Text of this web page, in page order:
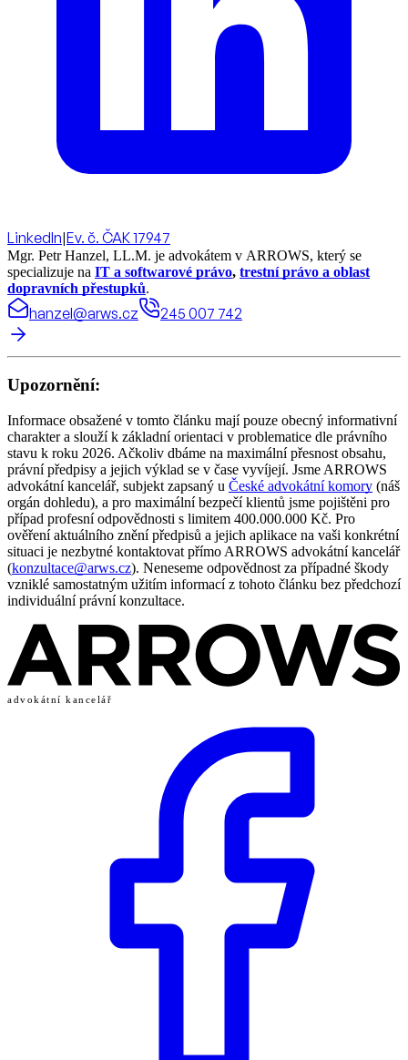
LinkedIn|Ev. č. ČAK 17947
Mgr. Petr Hanzel, LL.M. je advokátem v ARROWS, který se
specializuje na IT a softwarové právo, trestní právo a oblast
dopravních přestupků.
hanzel@arws.cz 245 007 742
Upozornění:
Informace obsažené v tomto článku mají pouze obecný informativní
charakter a slouží k základní orientaci v problematice dle právního
stavu k roku 2026. Ačkoliv dbáme na maximální přesnost obsahu,
právní předpisy a jejich výklad se v čase vyvíjejí. Jsme ARROWS
advokátní kancelář, subjekt zapsaný u České advokátní komory (náš
orgán dohledu), a pro maximální bezpečí klientů jsme pojištěni pro
případ profesní odpovědnosti s limitem 400.000.000 Kč. Pro
ověření aktuálního znění předpisů a jejich aplikace na vaši konkrétní
situaci je nezbytné kontaktovat přímo ARROWS advokátní kancelář
(konzultace@arws.cz). Neneseme odpovědnost za případné škody
vzniklé samostatným užitím informací z tohoto článku bez předchozí
individuální právní konzultace.
advokátní kancelář